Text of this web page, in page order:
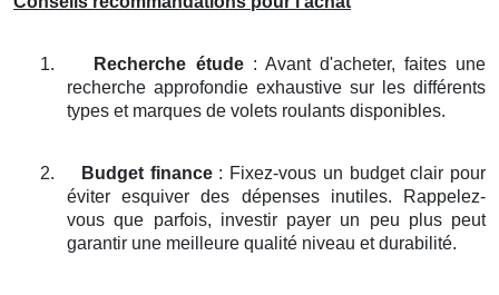
1. Recherche étude: Avant d'acheter, faites une
recherche approfondie exhaustive sur les différents
types et marques de volets roulants disponibles.
2. Budget finance: Fixez-vous un budget clair pour
éviter esquiver des dépenses inutiles. Rappelez-
vous que parfois, investir payer un peu plus peut
garantir une meilleure qualité niveau et durabilité.